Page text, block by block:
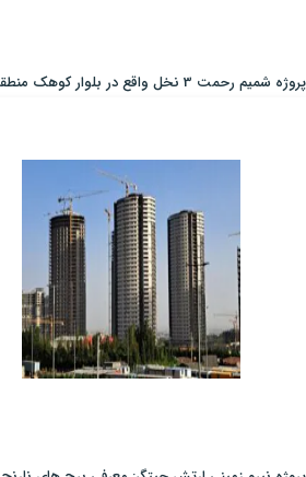
پروژه شمیم رحمت 3 نخل واقع در بلوار کوهک منطقه 22